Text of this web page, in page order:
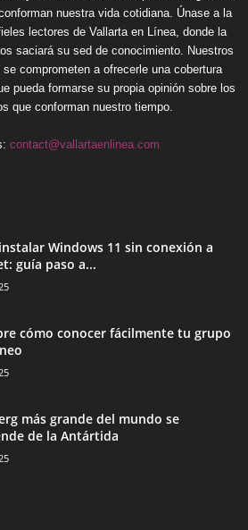
nuestra vida cotidiana. Únase a la
lectores de Vallarta en Línea, donde la
saciará su sed de conocimiento. Nuestros
comprometen a ofrecerle una cobertura
pueda formarse su propia opinión sobre los
que conforman nuestro tiempo.
contact@vallartaenlinea.com
Windows 11 sin conexión a
guía paso a...
cómo conocer fácilmente tu grupo
más grande del mundo se
de la Antártida